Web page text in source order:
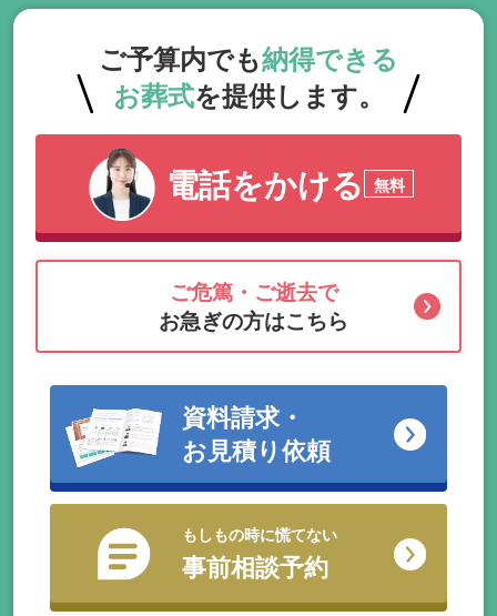
ご予算内でも納得できる
お葬式を提供します。
電話をかける 無料
ご危篤・ご逝去で
お急ぎの方はこちら
資料請求・
お見積り依頼
もしもの時に慌てない
事前相談予約